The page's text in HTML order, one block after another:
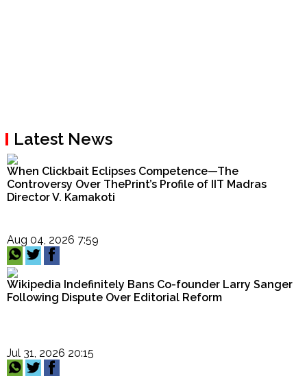
Latest News
When Clickbait Eclipses Competence—The
Controversy Over ThePrint’s Profile of IIT Madras
Director V. Kamakoti
Aug 04, 2026 7:59
Wikipedia Indefinitely Bans Co-founder Larry Sanger
Following Dispute Over Editorial Reform
Jul 31, 2026 20:15